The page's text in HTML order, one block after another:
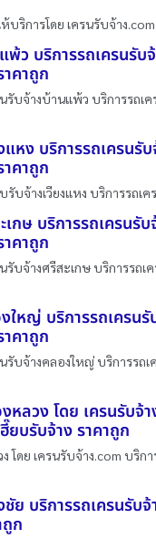
บริการโดย เครนรับจ้าง
พ้ว บริการรถเครนรับ
าคาถูก
รับจ้างบ้านแพ้ว บริการรถเ
หง บริการรถเครนรับ
าคาถูก
รับจ้างเวียงแหง บริการรถเค
กษ บริการรถเครนรับ
าคาถูก
รับจ้างศรีสะเกษ บริการรถเ
ใหญ่ บริการรถเครนรั
าคาถูก
รับจ้างคลองใหญ่ บริการรถเ
หลวง โดย เครนรับจ้
ยบรับจ้าง ราคาถูก
โดย เครนรับจ้าง.com บริก
ย บริการรถเครนรับจ้
ถูก